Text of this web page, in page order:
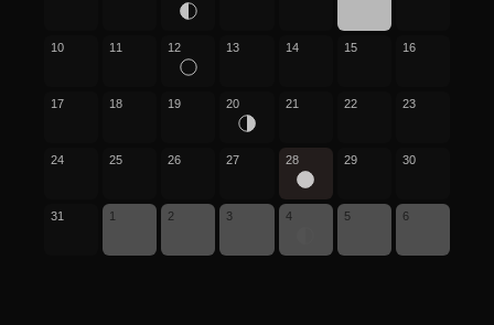
10 11 12 13 14 15 16
17 18 19 20 21 22 23
24 25 26 27 28 29 30
31 1 2 3 4 5 6